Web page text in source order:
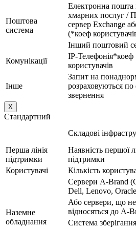
Поштова
система
Електронна пошта
хмарних послуг /
сервер Exchange
(*коеф
Інший поштовий
Комунікації
IP-Телефонія*коеф
користувачів
Інше
Запит на
розраховуються по
звернення
X
Стандартний
Складові
Перша лінія
підтримки
Наявність першої
підтримки
Користувачі
Кількість
Наземне
обладнання
Сервери A-Brand
Dell, Lenovo,
Або сервери, що не
відносяться до A-
Система